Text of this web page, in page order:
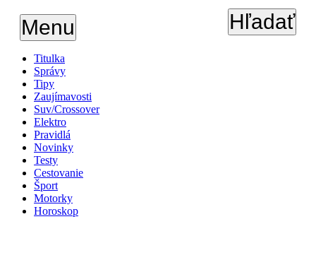
Menu Hľadať
Titulka
Správy
Tipy
Zaujímavosti
Suv/Crossover
Elektro
Pravidlá
Novinky
Testy
Cestovanie
Šport
Motorky
Horoskop